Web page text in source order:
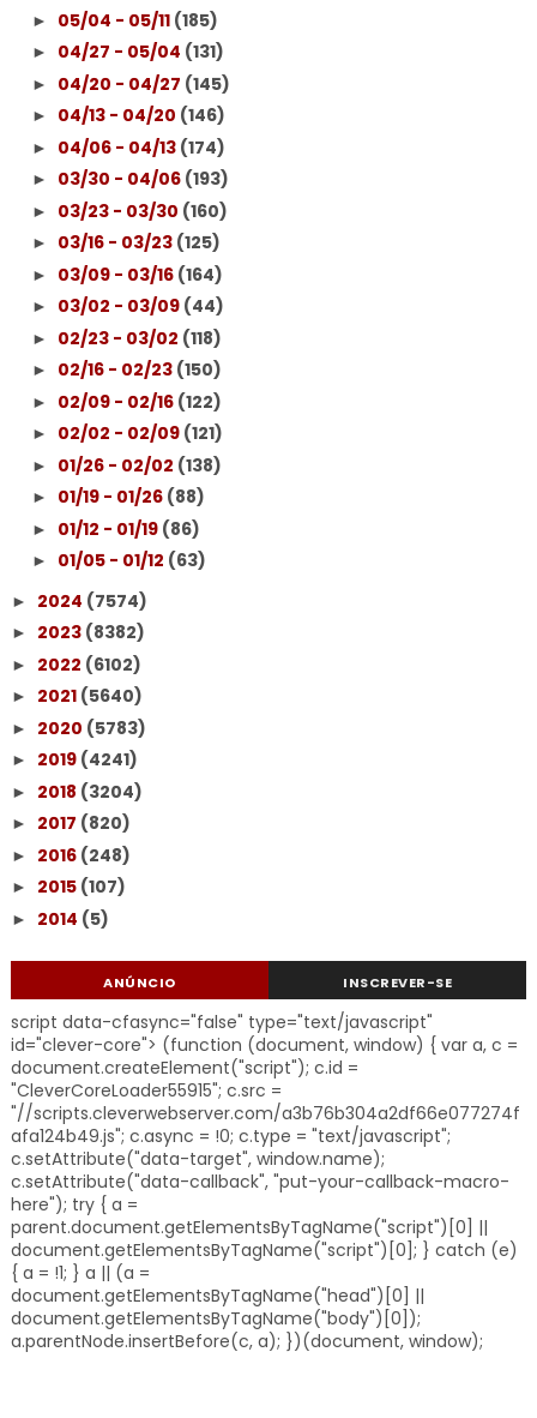
► 05/04 - 05/11 (185)
► 04/27 - 05/04 (131)
► 04/20 - 04/27 (145)
► 04/13 - 04/20 (146)
► 04/06 - 04/13 (174)
► 03/30 - 04/06 (193)
► 03/23 - 03/30 (160)
► 03/16 - 03/23 (125)
► 03/09 - 03/16 (164)
► 03/02 - 03/09 (44)
► 02/23 - 03/02 (118)
► 02/16 - 02/23 (150)
► 02/09 - 02/16 (122)
► 02/02 - 02/09 (121)
► 01/26 - 02/02 (138)
► 01/19 - 01/26 (88)
► 01/12 - 01/19 (86)
► 01/05 - 01/12 (63)
► 2024 (7574)
► 2023 (8382)
► 2022 (6102)
► 2021 (5640)
► 2020 (5783)
► 2019 (4241)
► 2018 (3204)
► 2017 (820)
► 2016 (248)
► 2015 (107)
► 2014 (5)
ANÚNCIO INSCREVER-SE
script data-cfasync="false" type="text/javascript"
id="clever-core"> (function (document, window) { var a, c =
document.createElement("script"); c.id =
"CleverCoreLoader55915"; c.src =
"//scripts.cleverwebserver.com/a3b76b304a2df66e077274f
afa124b49.js"; c.async = !0; c.type = "text/javascript";
c.setAttribute("data-target", window.name);
c.setAttribute("data-callback", "put-your-callback-macro-
here"); try { a =
parent.document.getElementsByTagName("script")[0] ||
document.getElementsByTagName("script")[0]; } catch (e)
{ a = !1; } a || (a =
document.getElementsByTagName("head")[0] ||
document.getElementsByTagName("body")[0]);
a.parentNode.insertBefore(c, a); })(document, window);